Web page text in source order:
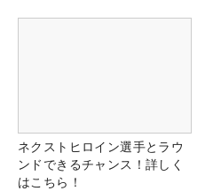
ネクストヒロイン選手とラウ
ンドできるチャンス！詳しく
はこちら！